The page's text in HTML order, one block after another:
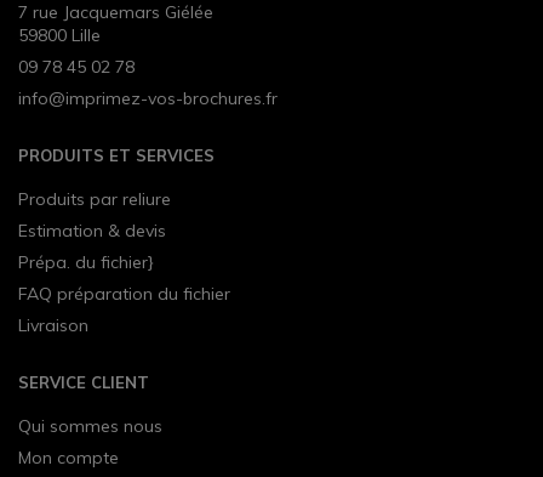
7 rue Jacquemars Giélée
59800 Lille
09 78 45 02 78
info@imprimez-vos-brochures.fr
PRODUITS ET SERVICES
Produits par reliure
Estimation & devis
Prépa. du fichier}
FAQ préparation du fichier
Livraison
SERVICE CLIENT
Qui sommes nous
Mon compte